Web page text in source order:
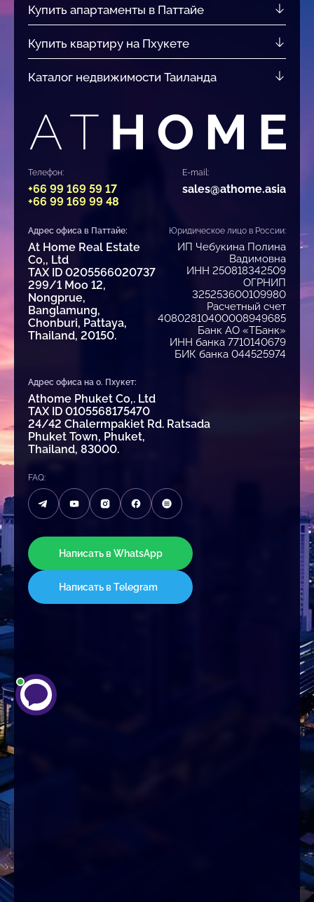
Купить апартаменты в Паттайе
Купить квартиру на Пхукете
Каталог недвижимости Таиланда
Телефон:
+66 99 169 59 17
+66 99 169 99 48
E-mail:
sales@athome.asia
Адрес офиса в Паттайе:
At Home Real Estate
Co,, Ltd
TAX ID 0205566020737
299/1 Moo 12,
Nongprue,
Banglamung,
Chonburi, Pattaya,
Thailand, 20150.
Юридическое лицо в России:
ИП Чебукина Полина
Вадимовна
ИНН 250818342509
ОГРНИП
325253600109980
Расчетный счет
40802810400008949685
Банк АО «ТБанк»
ИНН банка 7710140679
БИК банка 044525974
Адрес офиса на о. Пхукет:
Athome Phuket Co,. Ltd
TAX ID 0105568175470
24/42 Chalermpakiet Rd. Ratsada
Phuket Town, Phuket,
Thailand, 83000.
FAQ:
Написать в WhatsApp
Написать в Telegram